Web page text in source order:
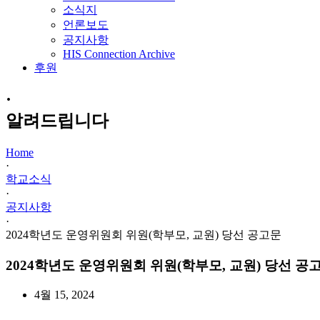
소식지
언론보도
공지사항
HIS Connection Archive
후원
·
알려드립니다
Home
·
학교소식
·
공지사항
·
2024학년도 운영위원회 위원(학부모, 교원) 당선 공고문
2024학년도 운영위원회 위원(학부모, 교원) 당선 공
4월 15, 2024